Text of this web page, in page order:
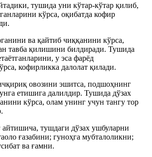
тушида уни кўтар-кўтар қилиб,
кўрса, оқибатда кофир
ва қайтиб чиққанини кўрса,
тавба қилишини билдиради. Тушида
у эса фарёд
кофирликка далолат қилади.
овозини эшитса, подшоҳнинг
етишига далилдир. Тушида дўзах
кўрса, олам унинг учун тангу тор
тушдаги дўзах ушбуларни
ғазабини; гуноҳга мубталоликни;
ва ғамни.